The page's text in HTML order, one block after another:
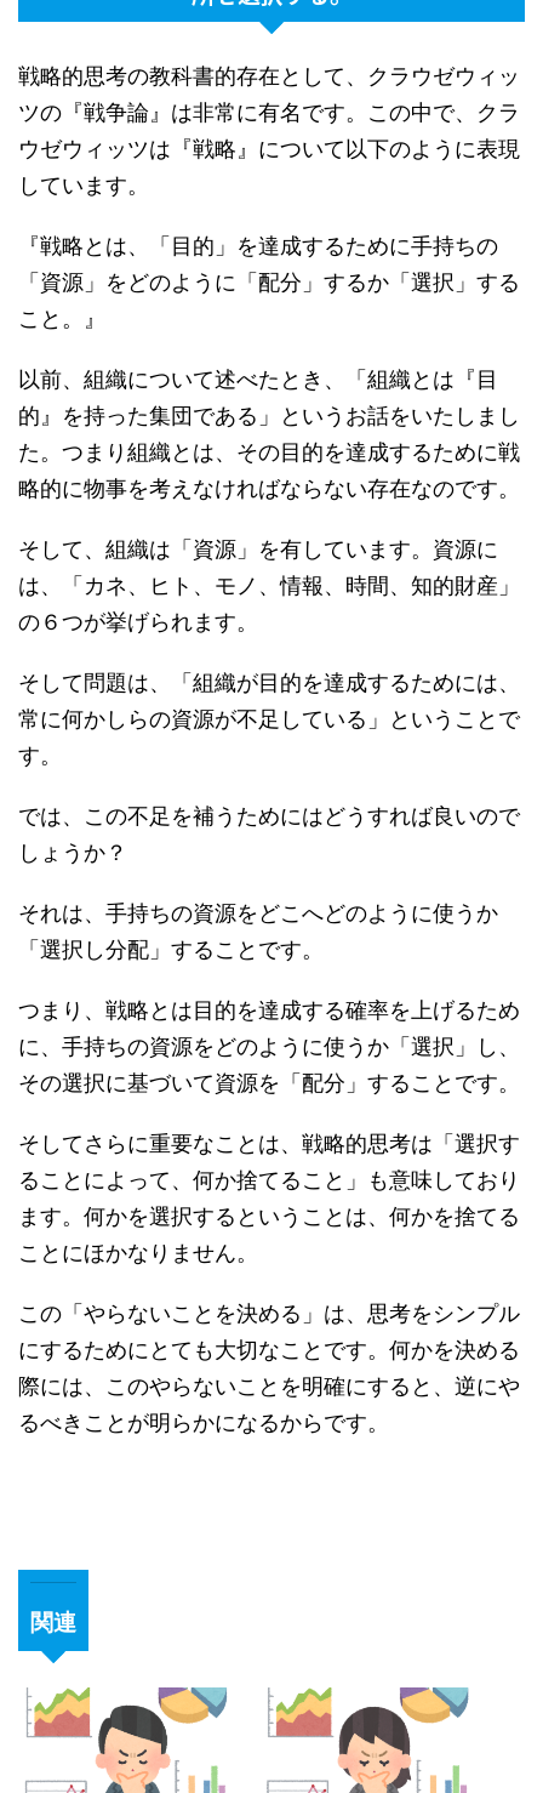
戦略的思考の教科書的存在として、クラウゼウィッ
ツの『戦争論』は非常に有名です。この中で、クラ
ウゼウィッツは『戦略』について以下のように表現
しています。
『戦略とは、「目的」を達成するために手持ちの
「資源」をどのように「配分」するか「選択」する
こと。』
以前、組織について述べたとき、「組織とは『目
的』を持った集団である」というお話をいたしまし
た。つまり組織とは、その目的を達成するために戦
略的に物事を考えなければならない存在なのです。
そして、組織は「資源」を有しています。資源に
は、「カネ、ヒト、モノ、情報、時間、知的財産」
の６つが挙げられます。
そして問題は、「組織が目的を達成するためには、
常に何かしらの資源が不足している」ということで
す。
では、この不足を補うためにはどうすれば良いので
しょうか？
それは、手持ちの資源をどこへどのように使うか
「選択し分配」することです。
つまり、戦略とは目的を達成する確率を上げるため
に、手持ちの資源をどのように使うか「選択」し、
その選択に基づいて資源を「配分」することです。
そしてさらに重要なことは、戦略的思考は「選択す
ることによって、何か捨てること」も意味しており
ます。何かを選択するということは、何かを捨てる
ことにほかなりません。
この「やらないことを決める」は、思考をシンプル
にするためにとても大切なことです。何かを決める
際には、このやらないことを明確にすると、逆にや
るべきことが明らかになるからです。
関連